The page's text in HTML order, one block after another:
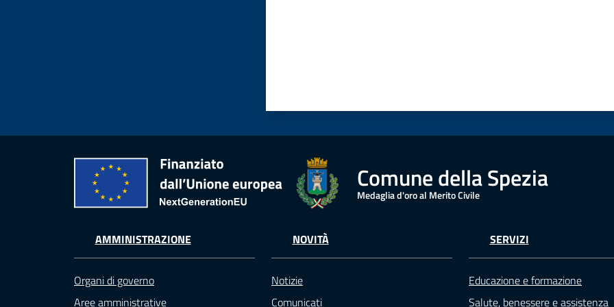
Comune della Spezia
Medaglia d'oro al Merito Civile
AMMINISTRAZIONE
Organi di governo
Aree amministrative
NOVITÀ
Notizie
Comunicati
SERVIZI
Educazione e formazione
Salute, benessere e assistenza